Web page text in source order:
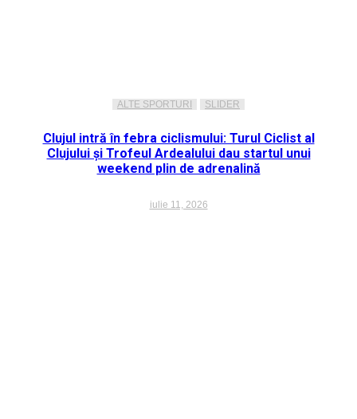
ALTE SPORTURI SLIDER
Clujul intră în febra ciclismului: Turul Ciclist al
Clujului și Trofeul Ardealului dau startul unui
weekend plin de adrenalină
iulie 11, 2026